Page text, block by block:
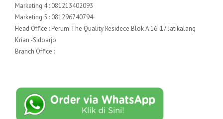
Marketing 4 : 081213402093
Marketing 5 : 081296740794
Head Office : Perum The Quality Residece Blok A 16-17 Jatikalang
Krian -Sidoarjo
Branch Office :